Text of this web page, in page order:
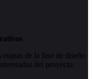
de la fase de diseño
del proyecto.